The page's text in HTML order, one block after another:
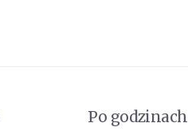
Po godzinach